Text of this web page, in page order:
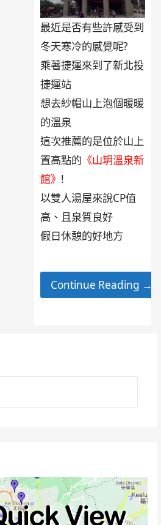
最近是否有些許感受到
冬天寒冷的感覺呢?
乘著捷運來到了新北投
捷運站
想去紗帽山上泡個暖暖
的溫泉
這次推薦的是位於山上
置高點的 《山玥溫泉新
館》 !
以雙人湯屋來說CP值
高、且泉質良好
假日休憩的好地方
Continue Reading →